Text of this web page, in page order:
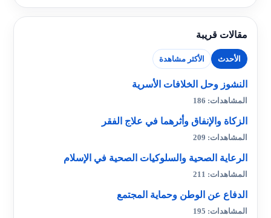
مقالات قريبة
الأحدث الأكثر مشاهدة
النشوز وحل الخلافات الأسرية
المشاهدات: 186
الزكاة والإنفاق وأثرهما في علاج الفقر
المشاهدات: 209
الرعاية الصحية والسلوكيات الصحية في الإسلام
المشاهدات: 211
الدفاع عن الوطن وحماية المجتمع
المشاهدات: 195